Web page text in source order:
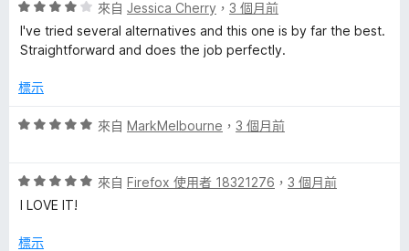
評
價
4
，
分
來自 Jessica Cherry ， 3 個月前
I've tried several alternatives and this one is by far the best.
Straightforward and does the job perfectly.
標示
評
分
，
分
來自 MarkMelbourne ， 3 個月前
評
價
分
來自 Firefox 使用者 18321276 ， 3 個月前
I LOVE IT!
標示